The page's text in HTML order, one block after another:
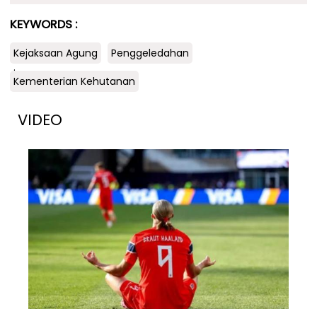
KEYWORDS :
Kejaksaan Agung
Penggeledahan
.
Kementerian Kehutanan
VIDEO